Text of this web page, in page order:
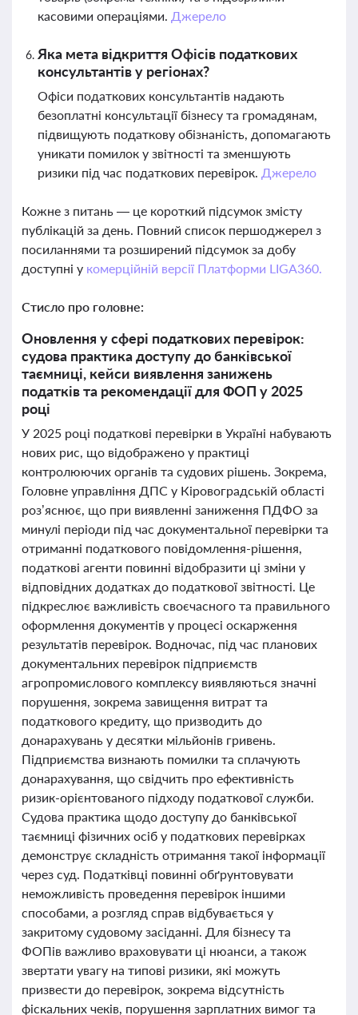
касовими операціями. Джерело
Яка мета відкриття Офісів податкових
консультантів у регіонах?
Офіси податкових консультантів надають
безоплатні консультації бізнесу та громадянам,
підвищують податкову обізнаність, допомагають
уникати помилок у звітності та зменшують
ризики під час податкових перевірок. Джерело
Кожне з питань — це короткий підсумок змісту
публікацій за день. Повний список першоджерел з
посиланнями та розширений підсумок за добу
доступні у комерційній версії Платформи LIGA360.
Стисло про головне:
Оновлення у сфері податкових перевірок:
судова практика доступу до банківської
таємниці, кейси виявлення занижень
податків та рекомендації для ФОП у 2025
році
У 2025 році податкові перевірки в Україні набувають
нових рис, що відображено у практиці
контролюючих органів та судових рішень. Зокрема,
Головне управління ДПС у Кіровоградській області
роз’яснює, що при виявленні заниження ПДФО за
минулі періоди під час документальної перевірки та
отриманні податкового повідомлення-рішення,
податкові агенти повинні відобразити ці зміни у
відповідних додатках до податкової звітності. Це
підкреслює важливість своєчасного та правильного
оформлення документів у процесі оскарження
результатів перевірок. Водночас, під час планових
документальних перевірок підприємств
агропромислового комплексу виявляються значні
порушення, зокрема завищення витрат та
податкового кредиту, що призводить до
донарахувань у десятки мільйонів гривень.
Підприємства визнають помилки та сплачують
донарахування, що свідчить про ефективність
ризик-орієнтованого підходу податкової служби.
Судова практика щодо доступу до банківської
таємниці фізичних осіб у податкових перевірках
демонструє складність отримання такої інформації
через суд. Податківці повинні обґрунтовувати
неможливість проведення перевірок іншими
способами, а розгляд справ відбувається у
закритому судовому засіданні. Для бізнесу та
ФОПів важливо враховувати ці нюанси, а також
звертати увагу на типові ризики, які можуть
призвести до перевірок, зокрема відсутність
фіскальних чеків, порушення зарплатних вимог та